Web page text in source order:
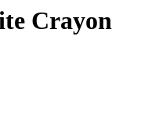
Crayon